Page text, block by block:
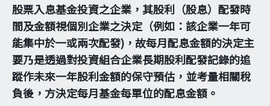
股票入息基金投資之企業，其股利（股息）配發時
間及金額視個別企業之決定（例如：該企業一年可
能集中於一或兩次配發)，故每月配息金額的決定主
要乃是透過對投資組合企業長期股利配發記錄的追
蹤作未來一年股利金額的保守預估，並考量相關稅
負後，方決定每月基金每單位的配息金額。